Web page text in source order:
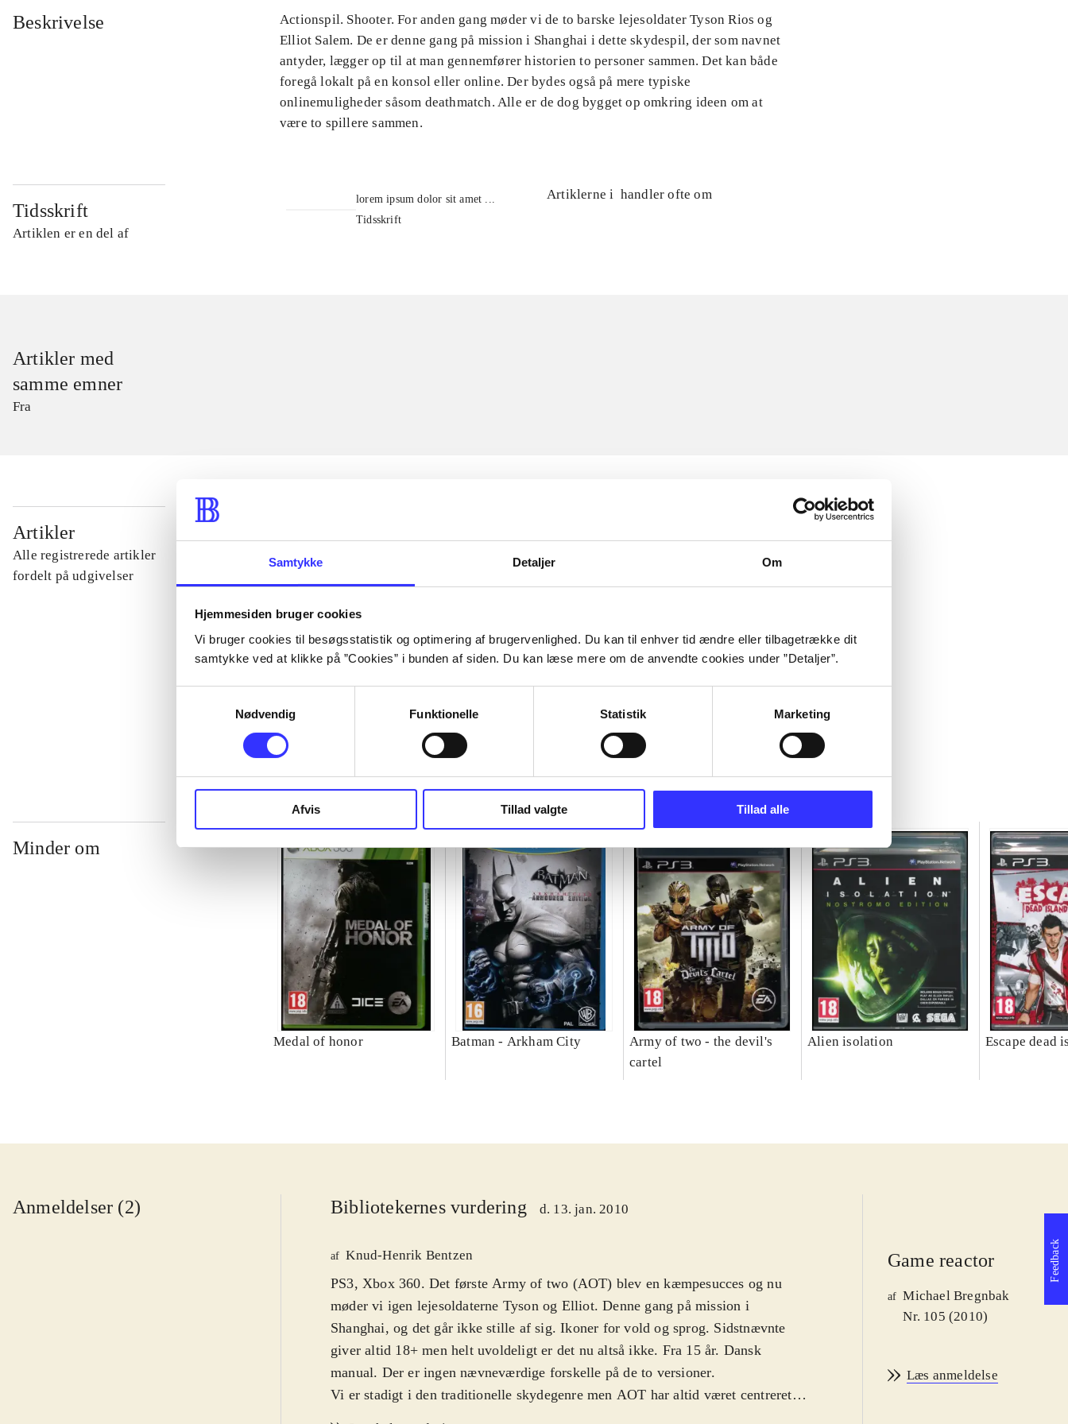
Samtykke Detaljer Om
Hjemmesiden bruger cookies
Vi bruger cookies til besøgsstatistik og optimering af brugervenlighed. Du kan til enhver tid ændre eller tilbagetrække dit
samtykke ved at klikke på ”Cookies” i bunden af siden. Du kan læse mere om de anvendte cookies under ”Detaljer”.
Nødvendig
Funktionelle Statistik Marketing
Afvis Tillad valgte Tillad alle
Beskrivelse
Actionspil. Shooter. For anden gang møder vi de to barske lejesoldater Tyson Rios og
Elliot Salem. De er denne gang på mission i Shanghai i dette skydespil, der som navnet
antyder, lægger op til at man gennemfører historien to personer sammen. Det kan både
foregå lokalt på en konsol eller online. Der bydes også på mere typiske
onlinemuligheder såsom deathmatch. Alle er de dog bygget op omkring ideen om at
være to spillere sammen.
Tidsskrift
Artiklen er en del af
lorem ipsum dolor sit amet ...
Tidsskrift
Artiklerne i handler ofte om
Artikler med
samme emner
Fra
Artikler
Alle registrerede artikler
fordelt på udgivelser
Minder om
Medal of honor Batman - Arkham City
Army of two - the devil's
cartel
Alien isolation Escape dead
Anmeldelser (2) Bibliotekernes vurdering d. 13. jan. 2010
af Knud-Henrik Bentzen
PS3, Xbox 360. Det første Army of two (AOT) blev en kæmpesucces og nu
møder vi igen lejesoldaterne Tyson og Elliot. Denne gang på mission i
Shanghai, og det går ikke stille af sig. Ikoner for vold og sprog. Sidstnævnte
giver altid 18+ men helt uvoldeligt er det nu altså ikke. Fra 15 år. Dansk
manual. Der er ingen nævneværdige forskelle på de to versioner.
Vi er stadigt i den traditionelle skydegenre men AOT har altid været centreret
Game reactor
af Michael Bregnbak
Nr. 105 (2010)
Læs anmeldelse
Feedback